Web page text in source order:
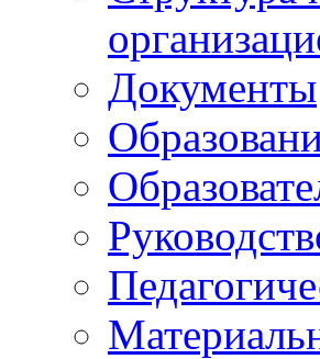
Документы